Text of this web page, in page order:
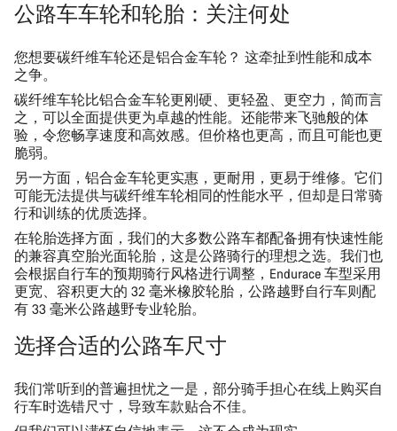
公路车车轮和轮胎：关注何处
您想要碳纤维车轮还是铝合金车轮 ？ 这牵扯到性能和成本
之争。
碳纤维车轮比铝合金车轮更刚硬、更轻盈、更空力，简而言
之，可以全面提供更为卓越的性能。还能带来飞驰般的体
验，令您畅享速度和高效感。但价格也更高，而且可能也更
脆弱。
另一方面，铝合金车轮更实惠，更耐用，更易于维修。它们
可能无法提供与碳纤维车轮相同的性能水平，但却是日常骑
行和训练的优质选择。
在轮胎选择方面，我们的大多数公路车都配备拥有快速性能
的兼容真空胎光面轮胎，这是公路骑行的理想之选。我们也
会根据自行车的预期骑行风格进行调整，Endurace 车型采用
更宽、容积更大的 32 毫米橡胶轮胎，公路越野自行车则配
有 33 毫米公路越野专业轮胎。
选择合适的公路车尺寸
我们常听到的普遍担忧之一是，部分骑手担心在线上购买自
行车时选错尺寸，导致车款贴合不佳。